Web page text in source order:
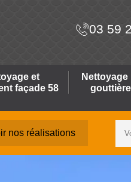
03 59
et
façade 58
Nettoyage
nos réalisations